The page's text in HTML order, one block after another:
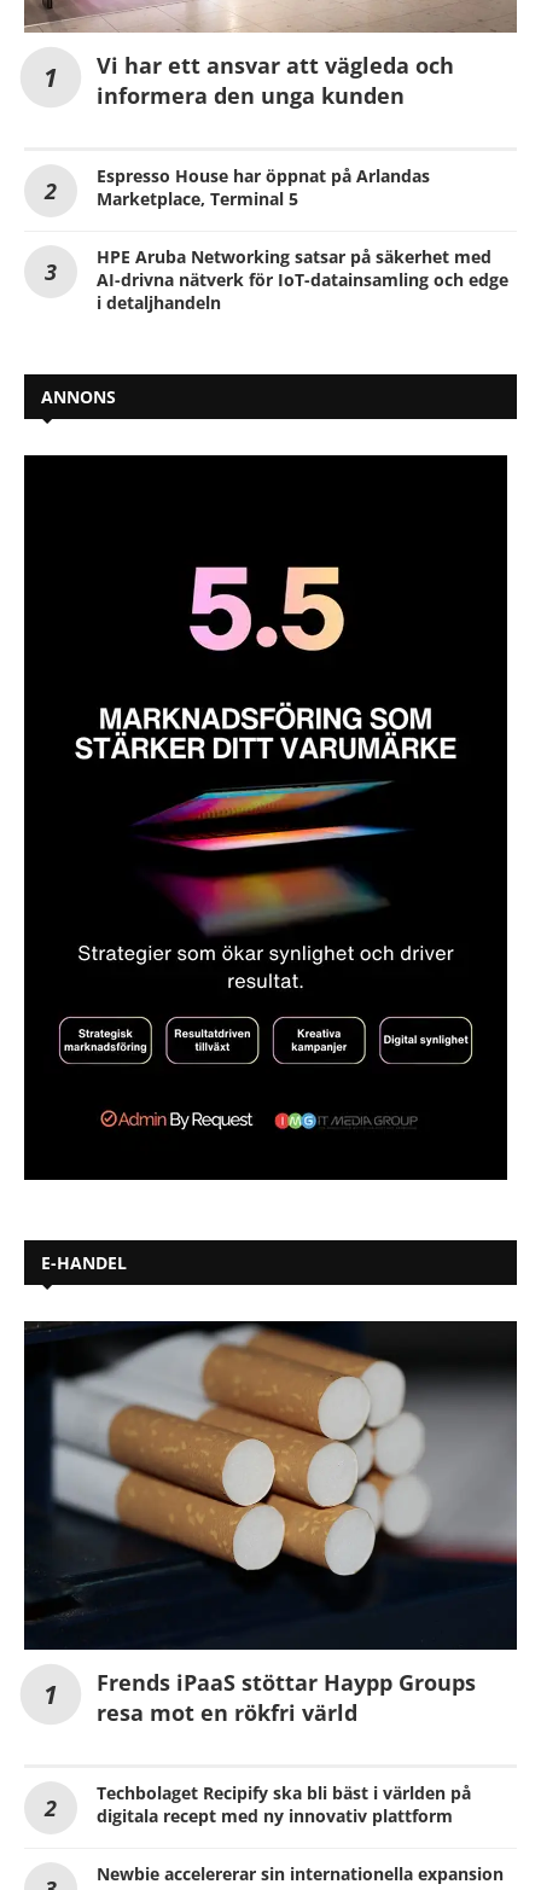
Vi har ett ansvar att vägleda och
informera den unga kunden
Espresso House har öppnat på Arlandas
Marketplace, Terminal 5
HPE Aruba Networking satsar på säkerhet med
AI-drivna nätverk för IoT-datainsamling och edge
i detaljhandeln
ANNONS
E-HANDEL
Frends iPaaS stöttar Haypp Groups
resa mot en rökfri värld
Techbolaget Recipify ska bli bäst i världen på
digitala recept med ny innovativ plattform
Newbie accelererar sin internationella expansion